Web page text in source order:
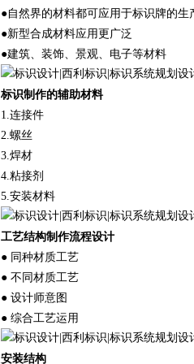
●自然界的材料都可应用于标识牌的生
●新型合成材料应用更广泛
●建筑、装饰、景观、电子等材料
标识制作的辅助材料
1 连接件
2 螺丝
3 焊材
4 粘接剂
5 安装材料
工艺结构制作流程设计
● 同种材质工艺
● 不同材质工艺
● 设计师意图
● 综合工艺运用
安装结构